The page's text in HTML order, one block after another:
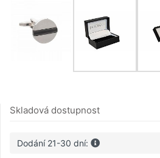
Skladová dostupnost
Dodání 21-30 dní: